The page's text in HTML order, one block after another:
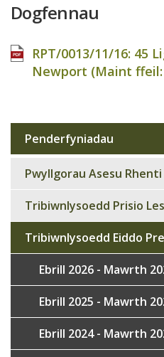
Dogfennau
RPT/0013/11/16: 45
Newport (Maint ffeil:
Sub
navigation
Penderfyniadau
Pwyllgorau Asesu Rhenti
Tribiwnlysoedd Prisio
Tribiwnlysoedd Eiddo
Ebrill 2026 - Mawrth
Ebrill 2025 - Mawrth
Ebrill 2024 - Mawrth